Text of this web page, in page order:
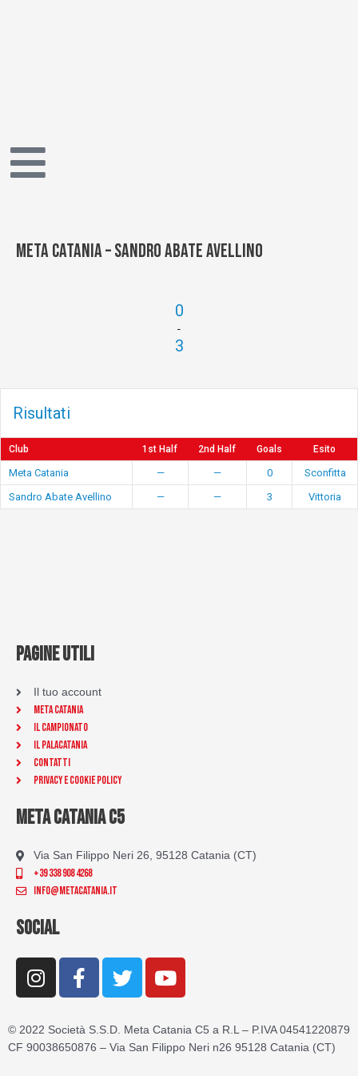
Meta Catania – Sandro Abate Avellino
0
-
3
Risultati
Club 1st Half 2nd Half Goals Esito
Meta Catania — — 0
Sconfitta
Sandro Abate Avellino
— — 3 Vittoria
PAGINE UTILI
Il tuo account
Meta Catania
Il Campionato
Il Palacatania
Contatti
Privacy e Cookie Policy
META CATANIA C5
Via San Filippo Neri 26, 95128 Catania (CT)
+39 338 908 4268
info@metacatania.it
SOCIAL
I
n
t
a
F
a
e
b
T
w
t
t
Y
o
t
u
© 2022 Società S.S.D. Meta Catania C5 a R.L – P.IVA 04541220879
CF 90038650876 – Via San Filippo Neri n26 95128 Catania (CT)